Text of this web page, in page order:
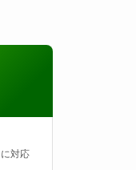
対応